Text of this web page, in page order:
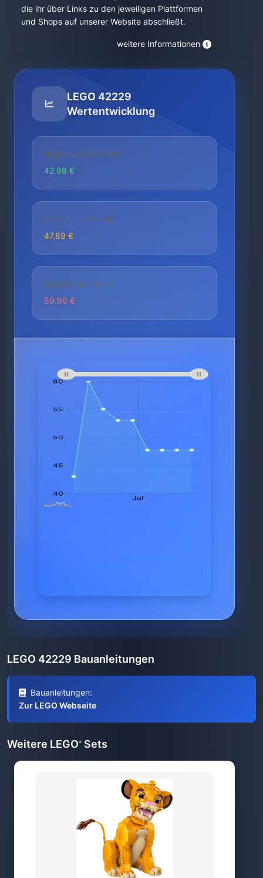
die ihr über Links zu den jeweiligen Plattformen
und Shops auf unserer Website abschließt.
weitere Informationen
LEGO 42229
Wertentwicklung
NIEDRIGSTER PREIS
42.98 €
AKTUELLER PREIS
47.69 €
HÖCHSTER PREIS
59.99 €
LEGO 42229 Bauanleitungen
Bauanleitungen:
Zur LEGO Webseite
Weitere LEGO® Sets